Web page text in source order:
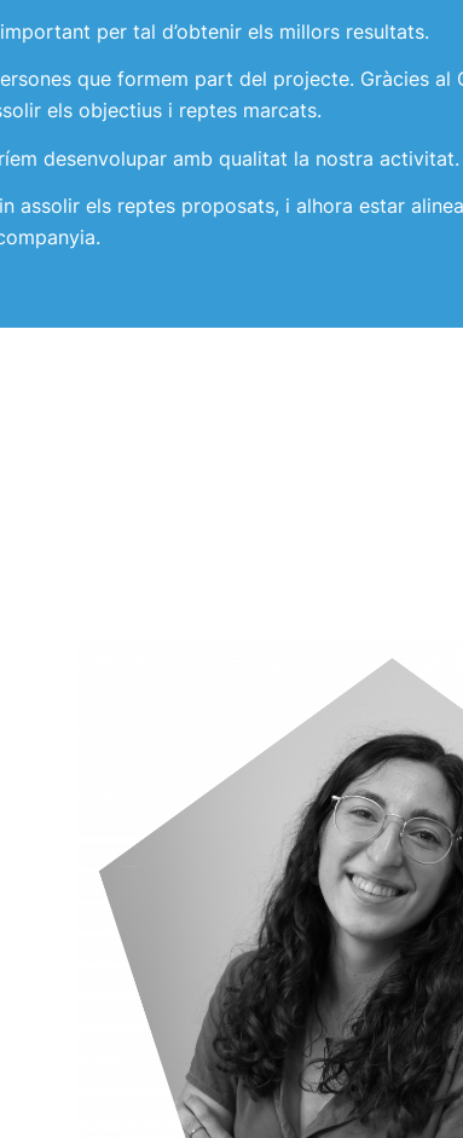
per tal d’obtenir els millors resultats.
que formem part del projecte. Gràcies al
els objectius i reptes marcats.
desenvolupar amb qualitat la nostra activitat.
assolir els reptes proposats, i alhora estar